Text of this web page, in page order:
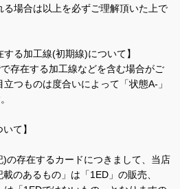
場合は以上を必ずご理解頂いた上で
る加工線(初期線)について】
存在する加工線などを含む場合がご
つものは度合いによって「状態A-」
て】
の存在するカードにつきまして、当店
のあるもの」は「1ED」の販売、